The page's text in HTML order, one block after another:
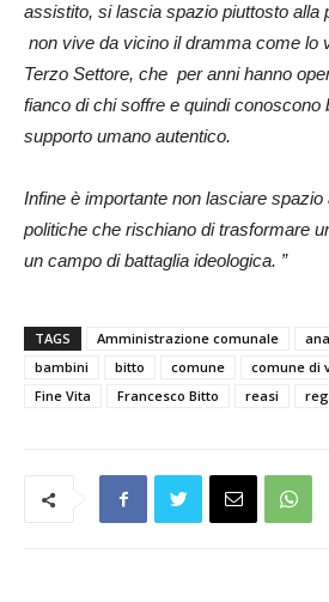
assistito, si lascia spazio piuttosto alla
non vive da vicino il dramma come lo
Terzo Settore, che per anni hanno
fianco di chi soffre e quindi conoscono
supporto umano autentico.
Infine è importante non lasciare
politiche che rischiano di trasformare
un campo di battaglia ideologica. ”
TAGS Amministrazione comunale
bambini
bitto comune comune di
Fine Vita
Francesco Bitto reasi